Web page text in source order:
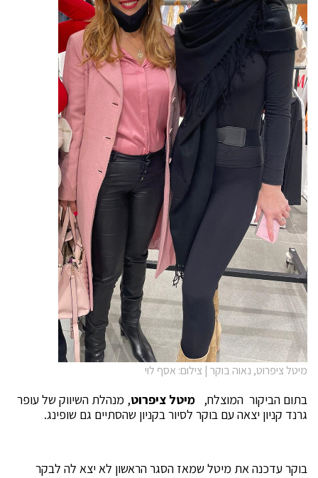
מיטל ציפרוט, נאוה בוקר | צילום: אסף לוי
בתום הביקור המוצלח, מיטל ציפרוט, מנהלת השיווק של עופר
גרנד קניון יצאה עם בוקר לסיור בקניון שהסתיים גם שופינג.
בוקר עדכנה את מיטל שמאז הסגר הראשון לא יצא לה לבקר